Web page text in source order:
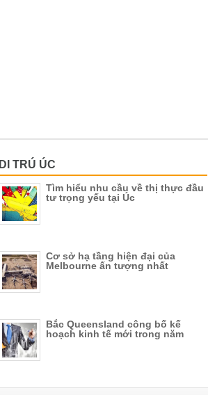
DI TRÚ ÚC
Tìm hiểu nhu cầu về thị thực đầu
tư trọng yếu tại Úc
Cơ sở hạ tầng hiện đại của
Melbourne ấn tượng nhất
Bắc Queensland công bố kế
hoạch kinh tế mới trong năm